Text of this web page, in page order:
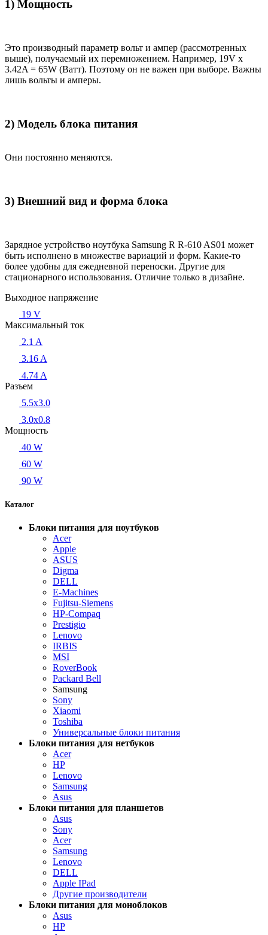
1) Мощность
Это производный параметр вольт и ампер (рассмотренных
выше), получаемый их перемножением. Например, 19V x
3.42A = 65W (Ватт). Поэтому он не важен при выборе. Важны
лишь вольты и амперы.
2) Модель блока питания
Они постоянно меняются.
3) Внешний вид и форма блока
Зарядное устройство ноутбука Samsung R R-610 AS01 может
быть исполнено в множестве вариаций и форм. Какие-то
более удобны для ежедневной переноски. Другие для
стационарного использования. Отличие только в дизайне.
Выходное напряжение
19 V
Максимальный ток
2.1 A
3.16 A
4.74 A
Разъем
5.5x3.0
3.0x0.8
Мощность
40 W
60 W
90 W
Каталог
Блоки питания для ноутбуков
Acer
Apple
ASUS
Digma
DELL
E-Machines
Fujitsu-Siemens
HP-Compaq
Prestigio
Lenovo
IRBIS
MSI
RoverBook
Packard Bell
Samsung
Sony
Xiaomi
Toshiba
Универсальные блоки питания
Блоки питания для нетбуков
Acer
HP
Lenovo
Samsung
Asus
Блоки питания для планшетов
Asus
Sony
Acer
Samsung
Lenovo
DELL
Apple IPad
Другие производители
Блоки питания для моноблоков
Asus
HP